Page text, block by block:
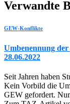
Verwandte
GEW-Konflikte
Umbenennung
28.06.2022
Seit Jahren haben
Kein Vorbild die
GEW gefordert.